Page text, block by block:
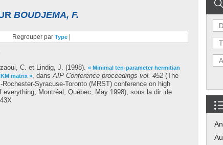
BOUDJEMA, F.
Regrouper par Type
C. et Lindig, J. (1998). « Minimal ten-parameter hermitian
matrix », dansAIP Conference proceedings vol. 452 (The
Syracuse-Toronto (MRST) conference on high
Montréal, Québec, May 1998), sous la dir. de